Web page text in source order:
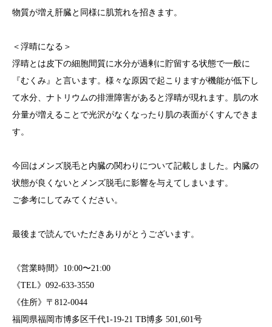
物質が増え肝臓と同様に肌荒れを招きます。
＜浮晴になる＞
浮晴とは皮下の細胞間質に水分が過剰に貯留する状態で一般に
『むくみ』と言います。様々な原因で起こりますが機能が低下し
て水分、ナトリウムの排泄障害があると浮晴が現れます。肌の水
分量が増えることで光沢がなくなったり肌の表面がくすんできま
す。
今回はメンズ脱毛と内臓の関わりについて記載しました。内臓の
状態が良くないとメンズ脱毛に影響を与えてしまいます。
ご参考にしてみてください。
最後まで読んでいただきありがとうございます。
《営業時間》10:00〜21:00
《TEL》092-633-3550
《住所》〒812-0044
福岡県福岡市博多区千代1-19-21 TB博多 501,601号